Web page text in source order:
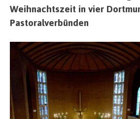
Weihnachtszeit in vier
Pastoralverbünden